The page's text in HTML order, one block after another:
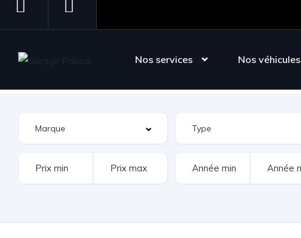
Suivez-nous sur Instagram
Nos services Nos véhicules